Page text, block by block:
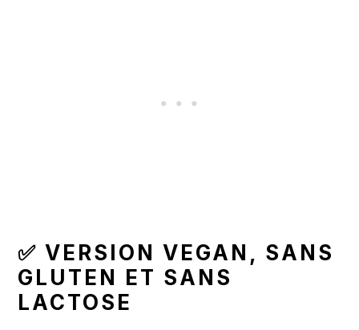
✅ VERSION VEGAN, SANS
GLUTEN ET SANS
LACTOSE